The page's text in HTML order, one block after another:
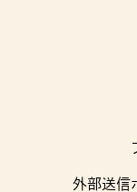
外部送信